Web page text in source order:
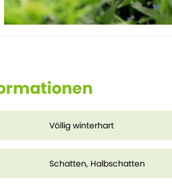
Völlig winterhart
Schatten, Halbschatten